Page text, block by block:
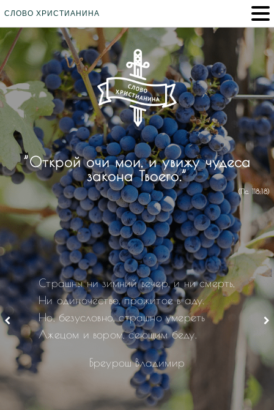
”Открой очи мои, и увижу чудеса
закона Твоего.”
(Пс. 118:18)
Страшны ни зимний вечер, и ни смерть,
Ни одиночество, прожитое в аду.
Но, безусловно, страшно умереть
Лжецом и вором, сеющим беду.
Бреурош Владимир
СЛОВО ХРИСТИАНИНА